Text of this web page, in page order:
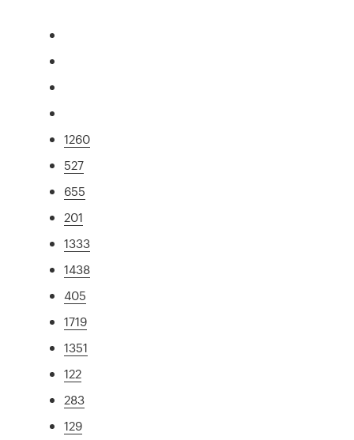
1260
527
655
201
1333
1438
405
1719
1351
122
283
129